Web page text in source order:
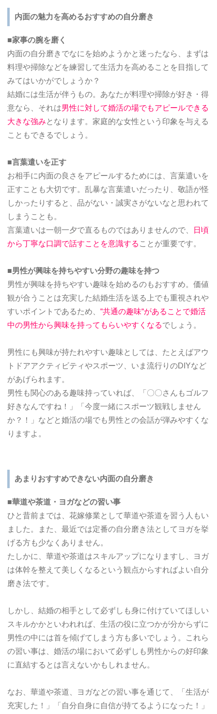
内面の魅力を高めるおすすめの自分磨き
■家事の腕を磨く
内面の自分磨きでなにを始めようかと迷ったなら、まずは
料理や掃除などを練習して生活力を高めることを目指して
みてはいかがでしょうか？
結婚には生活が伴うもの。あなたが料理や掃除が好き・得
意なら、それは男性に対して婚活の場でもアピールできる
大きな強み となります。家庭的な女性という印象を与える
こともできるでしょう。
■言葉遣いを正す
お相手に内面の良さをアピールするためには、言葉遣いを
正すことも大切です。乱暴な言葉遣いだったり、敬語が怪
しかったりすると、品がない・誠実さがないなと思われて
しまうことも。
言葉遣いは一朝一夕で直るものではありませんので、
日頃
から丁寧な口調で話すことを意識する ことが重要です。
■男性が興味を持ちやすい分野の趣味を持つ
男性が興味を持ちやすい趣味を始めるのもおすすめ。価値
観が合うことは充実した結婚生活を送る上でも重視されや
すいポイントであるため、 “共通の趣味“があることで婚活
中の男性から興味を持ってもらいやすくなるでしょう。
男性にも興味が持たれやすい趣味としては、たとえばアウ
トドアアクティビティやスポーツ、いま流行りのDIYなど
があげられます。
男性も関心のある趣味持っていれば、「〇〇さんもゴルフ
好きなんですね！」「今度一緒にスポーツ観戦しません
か？！」などと婚活の場でも男性との会話が弾みやすくな
りますよ。
あまりおすすめできない内面の自分磨き
■華道や茶道・ヨガなどの習い事
ひと昔前までは、花嫁修業として華道や茶道を習う人もい
ました。また、最近では定番の自分磨き法としてヨガを挙
げる方も少なくありません。
たしかに、華道や茶道はスキルアップになりますし、ヨガ
は体幹を整えて美しくなるという観点からすればよい自分
磨き法です。
しかし、結婚の相手として必ずしも身に付けていてほしい
スキルかかといわれれば、生活の役に立つかが分からずに
男性の中には首を傾げてしまう方も多いでしょう。これら
の習い事は、婚活の場において必ずしも男性からの好印象
に直結するとは言えないかもしれません。
なお、華道や茶道、ヨガなどの習い事を通じて、「生活が
充実した！」「自分自身に自信が持てるようになった！」